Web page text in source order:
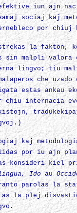
iun ajn
sociaj kaj
por chiuj
la fakton,
sin malpli valora
lingvo; tiu
che
estas ankau
chiu internacia
kaj
por iu ajn
konsideri kiel
Idoau
parolas la
la plej